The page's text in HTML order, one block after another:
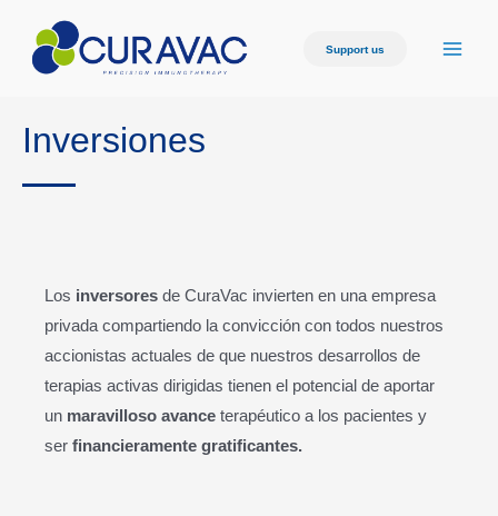
Support us
Inversiones
Los inversores de CuraVac invierten en una empresa
privada compartiendo la convicción con todos nuestros
accionistas actuales de que nuestros desarrollos de
terapias activas dirigidas tienen el potencial de aportar
un maravilloso avance terapéutico a los pacientes y
ser financieramente gratificantes.